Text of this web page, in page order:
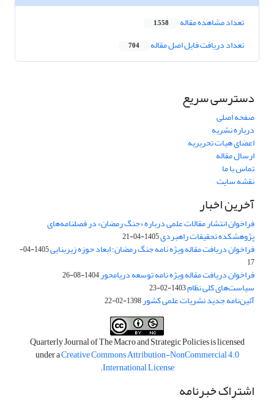
تعداد مشاهده مقاله 1,558
تعداد دریافت فایل اصل مقاله 704
دسترسی سریع
صفحه اصلی
درباره نشریه
اعضای هیات تحریریه
ارسال مقاله
تماس با ما
نقشه سایت
آخرین اخبار
فراخوان انتشار مقالات علمی درباره «جنگ رمضان» در فصلنامه‌های
پژوهشکده تحقیقات راهبردی1405-04-21
فراخوان دریافت مقاله ویژه نامه جنگ رمضان؛ ابعاد حوزه زیربنایی
1405-04-
17
فراخوان دریافت مقاله ویژه نامه توسعه دریامحور1404-08-26
سیاست‌های کلی نظام1403-02-23
آئین‌نامه جدید نشریات علمی کشور1398-02-22
Quarterly Journal of The Macro and Strategic Policies is licensed
under aCreative Commons Attribution-NonCommercial 4.0
International License
.
اشتراک خبرنامه